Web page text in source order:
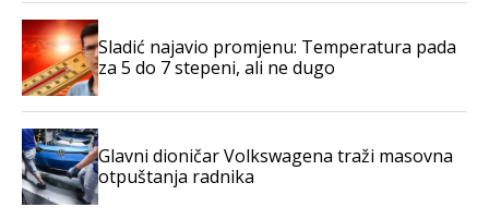
Sladić najavio promjenu: Temperatura pada
za 5 do 7 stepeni, ali ne dugo
Glavni dioničar Volkswagena traži masovna
otpuštanja radnika